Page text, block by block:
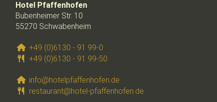
Hotel Pfaffenhofen
Bubenheimer Str. 10
55270 Schwabenheim
+49 (0)6130 - 91 99-0
+49 (0)6130 - 91 99-50
info@hotelpfaffenhofen.de
restaurant@hotel-pfaffenhofen.de